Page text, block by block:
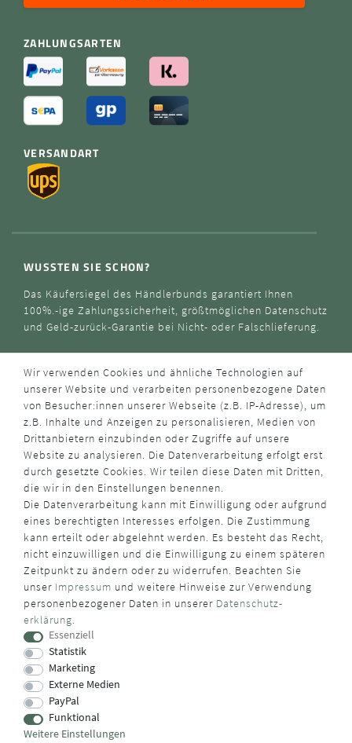
ZAHLUNGSARTEN
VERSANDART
WUSSTEN SIE SCHON?
Das Käufersiegel des Händlerbunds garantiert Ihnen
100%.-ige Zahlungssicherheit, größtmöglichen Datenschutz
und Geld-zurück-Garantie bei Nicht- oder Falschlieferung.
Wir verwenden Cookies und ähnliche Technologien auf
unserer Website und verarbeiten personenbezogene Daten
von Besucher:innen unserer Webseite (z.B. IP-Adresse), um
z.B. Inhalte und Anzeigen zu personalisieren, Medien von
Drittanbietern einzubinden oder Zugriffe auf unsere
Website zu analysieren. Die Datenverarbeitung erfolgt erst
durch gesetzte Cookies. Wir teilen diese Daten mit Dritten,
die wir in den Einstellungen benennen.
Die Datenverarbeitung kann mit Einwilligung oder aufgrund
eines berechtigten Interesses erfolgen. Die Zustimmung
kann erteilt oder abgelehnt werden. Es besteht das Recht,
nicht einzuwilligen und die Einwilligung zu einem späteren
Zeitpunkt zu ändern oder zu widerrufen. Beachten Sie
unser Impressum und weitere Hinweise zur Verwendung
personenbezogener Daten in unserer Daten­schutz­
erklärung.
Essenziell
Statistik
Marketing
Externe Medien
PayPal
Funktional
Weitere Einstellungen